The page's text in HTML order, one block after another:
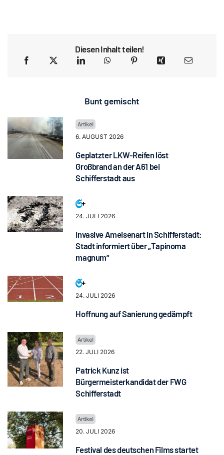
Diesen Inhalt teilen!
Bunt gemischt
6. AUGUST 2026
Geplatzter LKW-Reifen löst
Großbrand an der A61 bei
Schifferstadt aus
24. JULI 2026
Invasive Ameisenart in Schifferstadt:
Stadt informiert über „Tapinoma
magnum“
24. JULI 2026
Hoffnung auf Sanierung gedämpft
22. JULI 2026
Patrick Kunz ist
Bürgermeisterkandidat der FWG
Schifferstadt
20. JULI 2026
Festival des deutschen Films startet